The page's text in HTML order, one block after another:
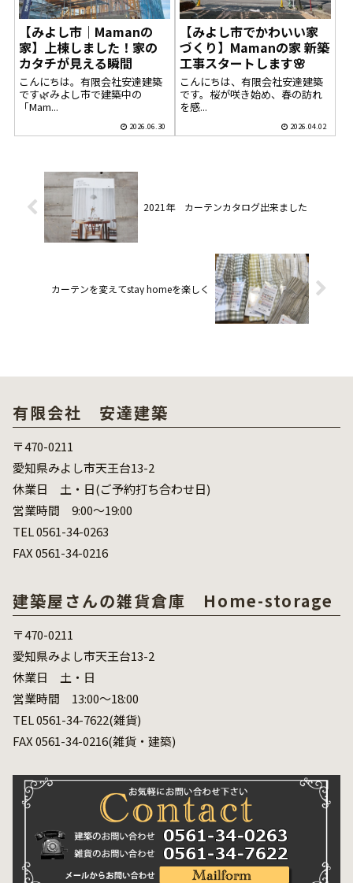
【みよし市｜Mamanの
家】上棟しました！家の
カタチが見える瞬間
こんにちは。有限会社安達建築
です🌿みよし市で建築中の
「Mam...
2026.06.30
【みよし市でかわいい家
づくり】Mamanの家 新築
工事スタートします🌸
こんにちは、有限会社安達建築
です。桜が咲き始め、春の訪れ
を感...
2026.04.02
2021年 カーテンカタログ出来ました
カーテンを変えてstay homeを楽しく
有限会社 安達建築
〒470-0211
愛知県みよし市天王台13-2
休業日 土・日(ご予約打ち合わせ日)
営業時間 9:00～19:00
TEL 0561-34-0263
FAX 0561-34-0216
建築屋さんの雑貨倉庫 Home-storage
〒470-0211
愛知県みよし市天王台13-2
休業日 土・日
営業時間 13:00～18:00
TEL 0561-34-7622(雑貨)
FAX 0561-34-0216(雑貨・建築)